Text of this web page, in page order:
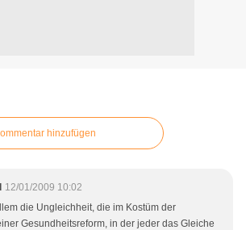
hinzufügen
12/01/2009 10:02
die Ungleichheit, die im Kostüm der
Gesundheitsreform, in der jeder das Gleiche